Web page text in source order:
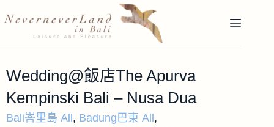
Wedding@飯店The Apurva
Kempinski Bali – Nusa Dua
Bali峇里島 All , Badung巴東 All ,